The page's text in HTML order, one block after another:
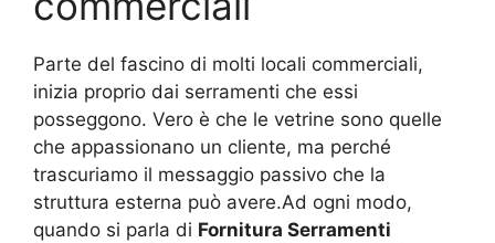
Parte del fascino di molti locali commerciali,
inizia proprio dai serramenti che essi
posseggono. Vero è che le vetrine sono quelle
che appassionano un cliente, ma perché
trascuriamo il messaggio passivo che la
struttura esterna può avere.Ad ogni modo,
quando si parla di Fornitura Serramenti